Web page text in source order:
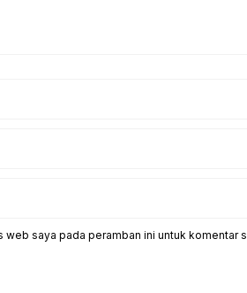
web saya pada peramban ini untuk komentar